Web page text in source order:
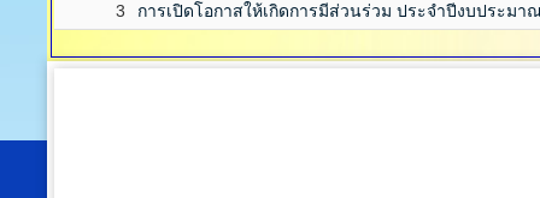
3
การเปิดโอกาสให้เกิดการมีส่วนร่วม ประจำปีงบประมา